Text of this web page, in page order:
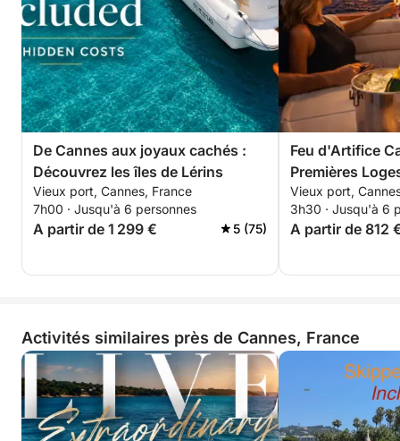
De Cannes aux joyaux cachés :
Découvrez les îles de Lérins
Vieux port, Cannes, France
7h00 · Jusqu'à 6 personnes
A partir de 1 299 € 5 (75)
Feu d'Artifice
Premières
Vieux port,
3h30 · Jusqu'à 6
A partir de 812
Activités similaires près de Cannes, France